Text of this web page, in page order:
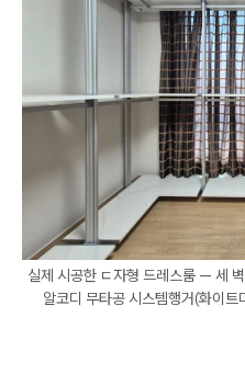
실제 시공한 ㄷ자형 드레스룸 — 세
알코디 무타공 시스템행거(화이트